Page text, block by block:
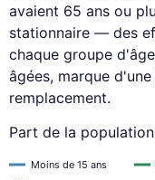
avaient 65 ans ou
stationnaire — des
chaque groupe
âgées, marque
remplacement.
Part de la
Moins de 15 ans